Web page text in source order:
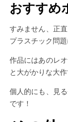
おすすめ
すみません、正
プラスチック問
作品にはあのレ
と大がかりな大作
個人的にも、見
です！